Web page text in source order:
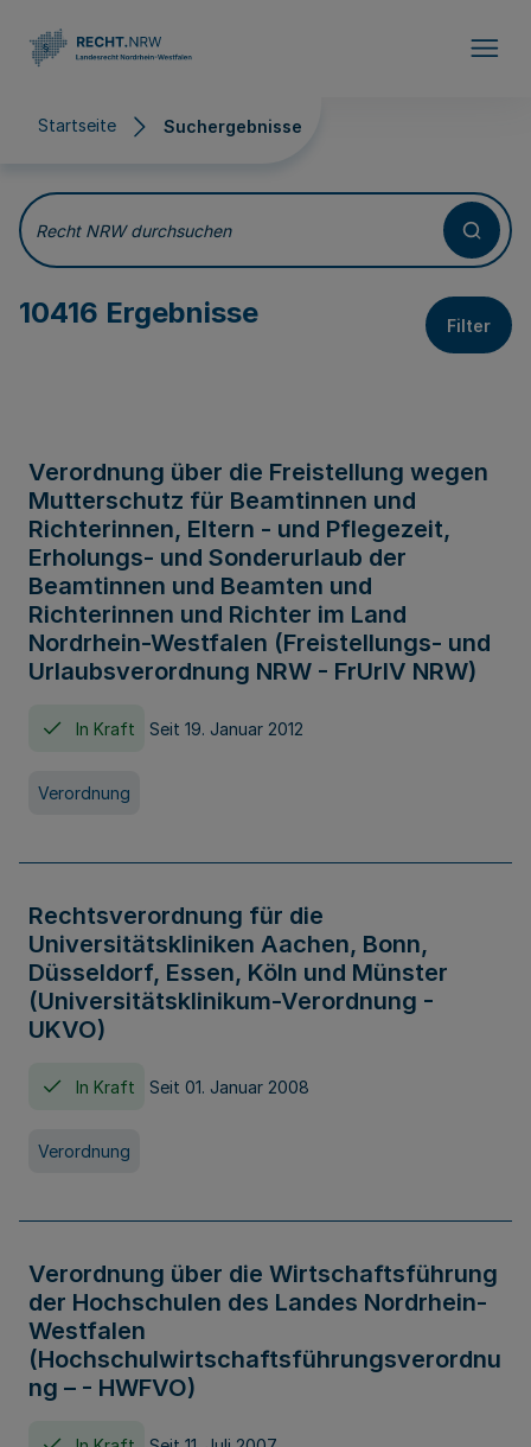
Startseite Suchergebnisse
Suchergebnisse
Recht NRW durchsuchen
10416 Ergebnisse Filter
Verordnung über die Freistellung wegen
Mutterschutz für Beamtinnen und
Richterinnen, Eltern - und Pflegezeit,
Erholungs- und Sonderurlaub der
Beamtinnen und Beamten und
Richterinnen und Richter im Land
Nordrhein-Westfalen (Freistellungs- und
Urlaubsverordnung NRW - FrUrlV NRW)
In Kraft Seit 19. Januar 2012
Verordnung
Rechtsverordnung für die
Universitätskliniken Aachen, Bonn,
Düsseldorf, Essen, Köln und Münster
(Universitätsklinikum-Verordnung -
UKVO)
In Kraft Seit 01. Januar 2008
Verordnung
Verordnung über die Wirtschaftsführung
der Hochschulen des Landes Nordrhein-
Westfalen
(Hochschulwirtschaftsführungsverordnu
ng – - HWFVO)